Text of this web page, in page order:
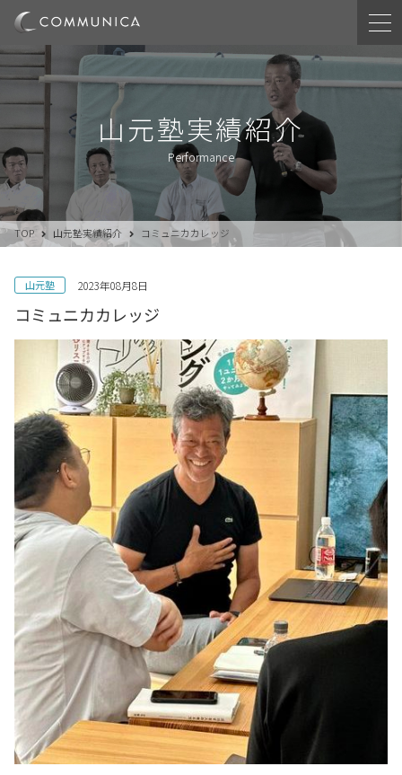
山元塾実績紹介
Performance
TOP 山元塾実績紹介 コミュニカカレッジ
山元塾 2023年08月8日
コミュニカカレッジ